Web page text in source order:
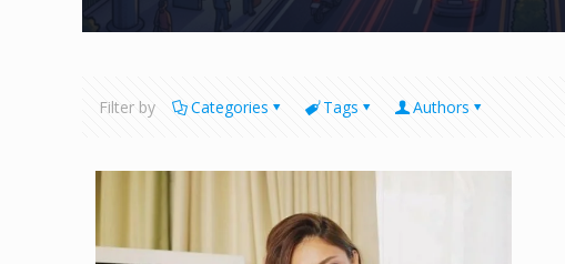
Filter by Categories Tags Authors